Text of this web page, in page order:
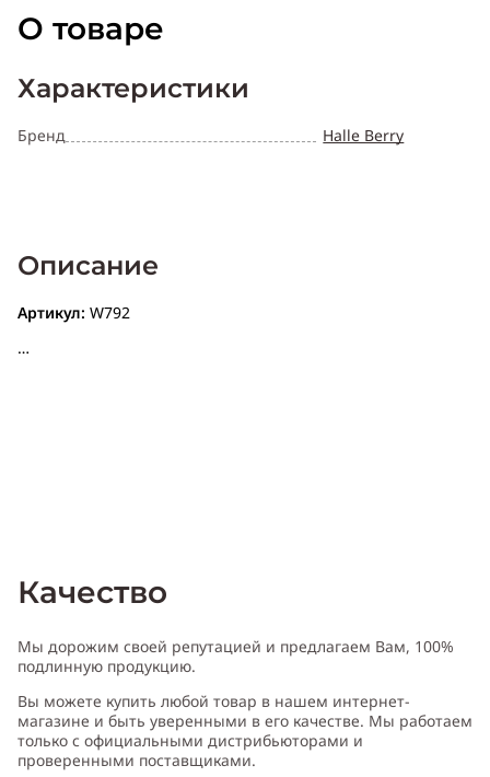
О товаре
Характеристики
Бренд Halle Berry
Описание
Артикул: W792
Качество
Мы дорожим своей репутацией и предлагаем Вам, 100%
подлинную продукцию.
Вы можете купить любой товар в нашем интернет-
магазине и быть уверенными в его качестве. Мы работаем
только с официальными дистрибьюторами и
проверенными поставщиками.